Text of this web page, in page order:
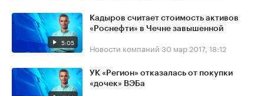
5:05
Кадыров считает стоимость активов
«Роснефти» в Чечне завышенной
Новости компаний 30 мар 2017, 18:12
УК «Регион» отказалась от покупки
«дочек» ВЭБа